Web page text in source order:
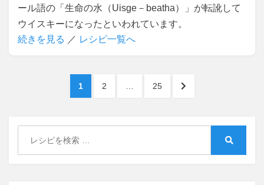
ール語の「生命の水（Uisge－beatha）」が転訛して
ウイスキーになったといわれています。
続きを見る ／ レシピ一覧へ
ゲ
PAGE
1 PAGE
2 PAGE
25
NEXT